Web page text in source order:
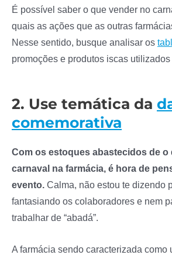
É possível saber o que vender no
quais as ações que as outras
Nesse sentido, busque analisar os
promoções e produtos iscas
2. Use temática da
comemorativa
Com os estoques abastecidos de o
carnaval na farmácia, é hora de
evento. Calma, não estou te dizendo
fantasiando os colaboradores e nem
trabalhar de “abadá”.
A farmácia sendo caracterizada como